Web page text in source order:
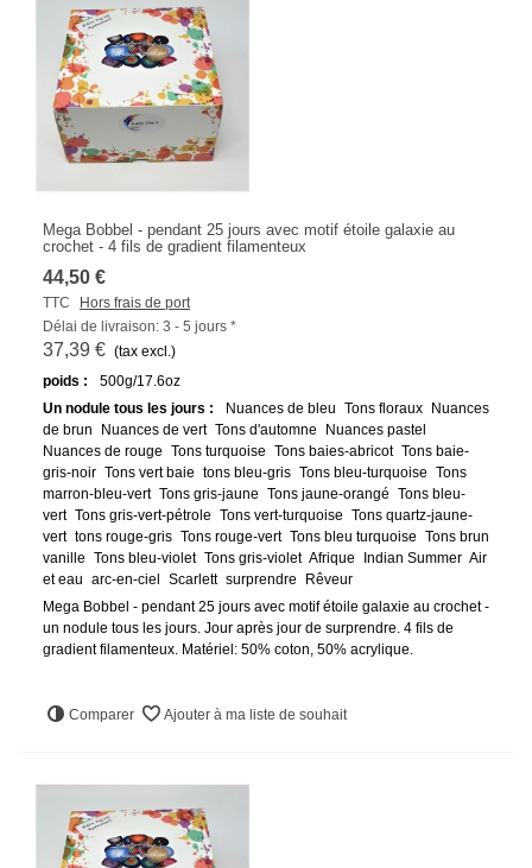
Mega Bobbel - pendant 25 jours avec motif étoile galaxie au
crochet - 4 fils de gradient filamenteux
44,50 €
TTC
Hors frais de port
Délai de livraison: 3 - 5 jours *
37,39 € (tax excl.)
poids :
500g/17.6oz
Un nodule tous les jours :
Nuances de bleu Tons floraux
Nuances
de brun
Nuances de vert Tons d'automne
Nuances pastel
Nuances de rouge Tons turquoise Tons baies-abricot Tons baie-
gris-noir Tons vert baie tons bleu-gris Tons bleu-turquoise Tons
marron-bleu-vert Tons gris-jaune Tons jaune-orangé Tons bleu-
vert Tons gris-vert-pétrole Tons vert-turquoise Tons quartz-jaune-
vert tons rouge-gris Tons rouge-vert Tons bleu turquoise Tons brun
vanille Tons bleu-violet Tons gris-violet Afrique Indian Summer Air
et eau arc-en-ciel Scarlett surprendre
Rêveur
Mega Bobbel - pendant 25 jours avec motif étoile galaxie au crochet -
un nodule tous les jours. Jour après jour de surprendre. 4 fils de
gradient filamenteux. Matériel: 50% coton, 50% acrylique.
Comparer Ajouter à ma liste de souhait